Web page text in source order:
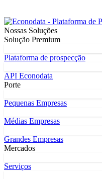
Nossas Soluções
Solução Premium
Plataforma de prospecção
API Econodata
Porte
Pequenas Empresas
Médias Empresas
Grandes Empresas
Mercados
Serviços